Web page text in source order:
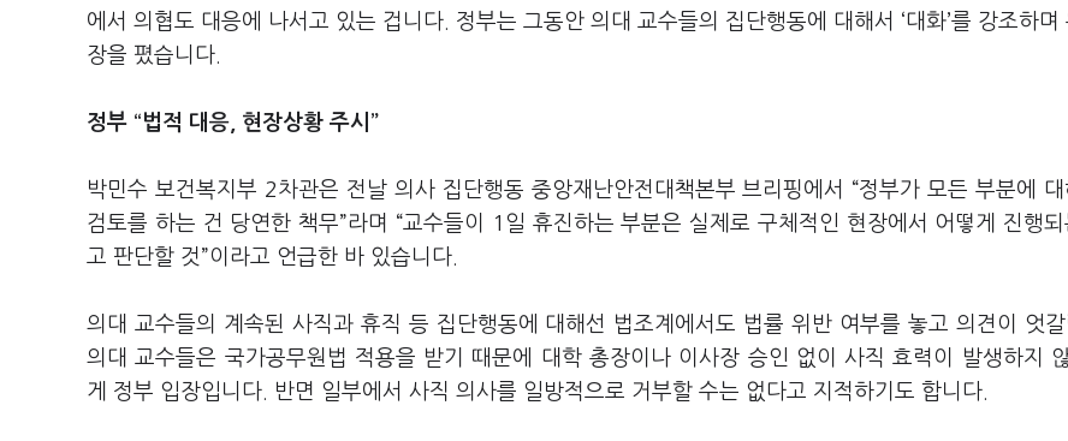
에서 의협도 대응에 나서고 있는 겁니다. 정부는 그동안 의대 교수들의 집단행동에 대해서 ‘대화’를 강조하며
장을 폈습니다.
정부 “법적 대응, 현장상황 주시”
박민수 보건복지부 2차관은 전날 의사 집단행동 중앙재난안전대책본부 브리핑에서 “정부가 모든 부분에 대
검토를 하는 건 당연한 책무”라며 “교수들이 1일 휴진하는 부분은 실제로 구체적인 현장에서 어떻게 진행
고 판단할 것”이라고 언급한 바 있습니다.
의대 교수들의 계속된 사직과 휴직 등 집단행동에 대해선 법조계에서도 법률 위반 여부를 놓고 의견이 엇갈
의대 교수들은 국가공무원법 적용을 받기 때문에 대학 총장이나 이사장 승인 없이 사직 효력이 발생하지
게 정부 입장입니다. 반면 일부에서 사직 의사를 일방적으로 거부할 수는 없다고 지적하기도 합니다.